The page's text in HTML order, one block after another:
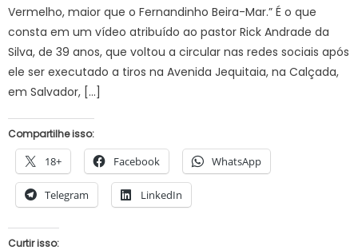
Vermelho, maior que o Fernandinho Beira-Mar.” É o que
consta em um vídeo atribuído ao pastor Rick Andrade da
Silva, de 39 anos, que voltou a circular nas redes sociais após
ele ser executado a tiros na Avenida Jequitaia, na Calçada,
em Salvador, […]
Compartilhe isso:
18+ Facebook WhatsApp
Telegram LinkedIn
Curtir isso: